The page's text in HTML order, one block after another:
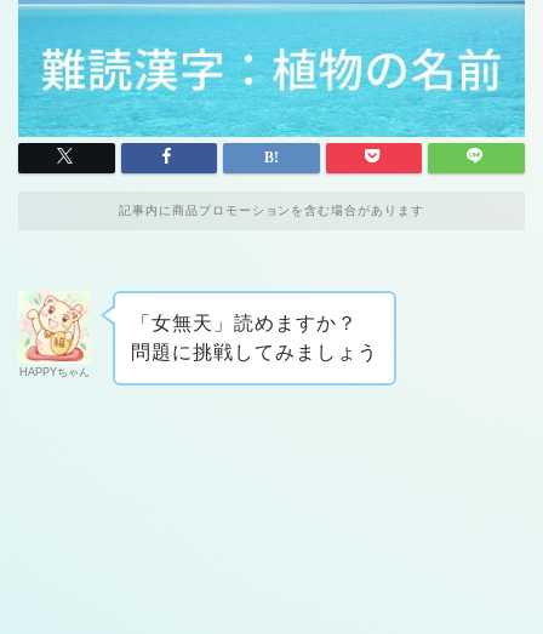
記事内に商品プロモーションを含む場合があります
HAPPYちゃん
「女無天」読めますか？
問題に挑戦してみましょう